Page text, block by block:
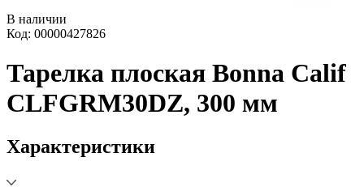
В наличии
Код: 00000427826
Тарелка плоская Bonna Calif
CLFGRM30DZ, 300 мм
Характеристики